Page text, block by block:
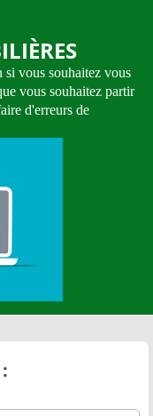
si vous souhaitez vous
vous souhaitez partir
d'erreurs de